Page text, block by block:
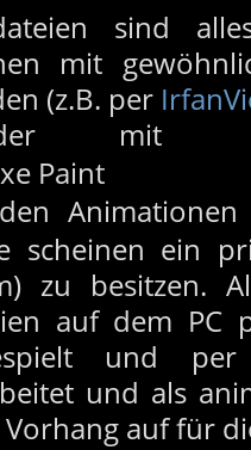
sind
mit
(z.B. per
scheinen ein
zu besitzen.
auf dem
und
und als
auf für